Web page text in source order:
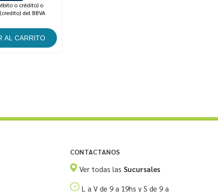
o crédito) o
del BBVA
CONTACTANOS
Ver todas las Sucursales
L a V de 9 a 19hs y S de 9 a